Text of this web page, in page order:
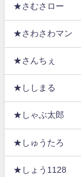
★さむさロー
★さわさわマン
★さんちぇ
★ししまる
★しゃぶ太郎
★しゅうたろ
★しょう1128